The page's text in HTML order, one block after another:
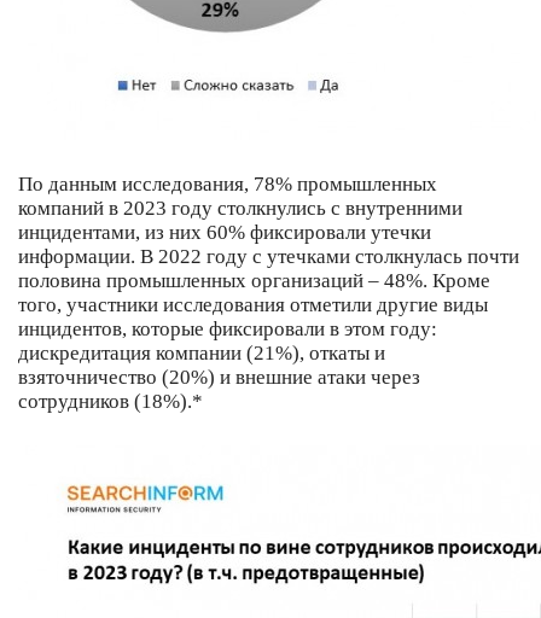
По данным исследования, 78% промышленных
компаний в 2023 году столкнулись с внутренними
инцидентами, из них 60% фиксировали утечки
информации. В 2022 году с утечками столкнулась почти
половина промышленных организаций – 48%. Кроме
того, участники исследования отметили другие виды
инцидентов, которые фиксировали в этом году:
дискредитация компании (21%), откаты и
взяточничество (20%) и внешние атаки через
сотрудников (18%).*